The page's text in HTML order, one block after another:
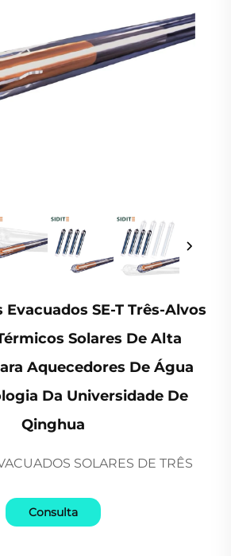
Evacuados SE-T Três-Alvos
Solares De Alta
Aquecedores De Água
Da Universidade De
Qinghua
SOLARES DE TRÊS
Consulta